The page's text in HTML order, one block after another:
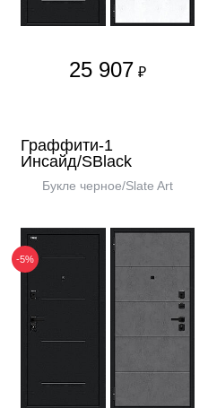
25 907 ₽
Граффити-1
Инсайд/SBlack
Букле черное/Slate Art
-5%